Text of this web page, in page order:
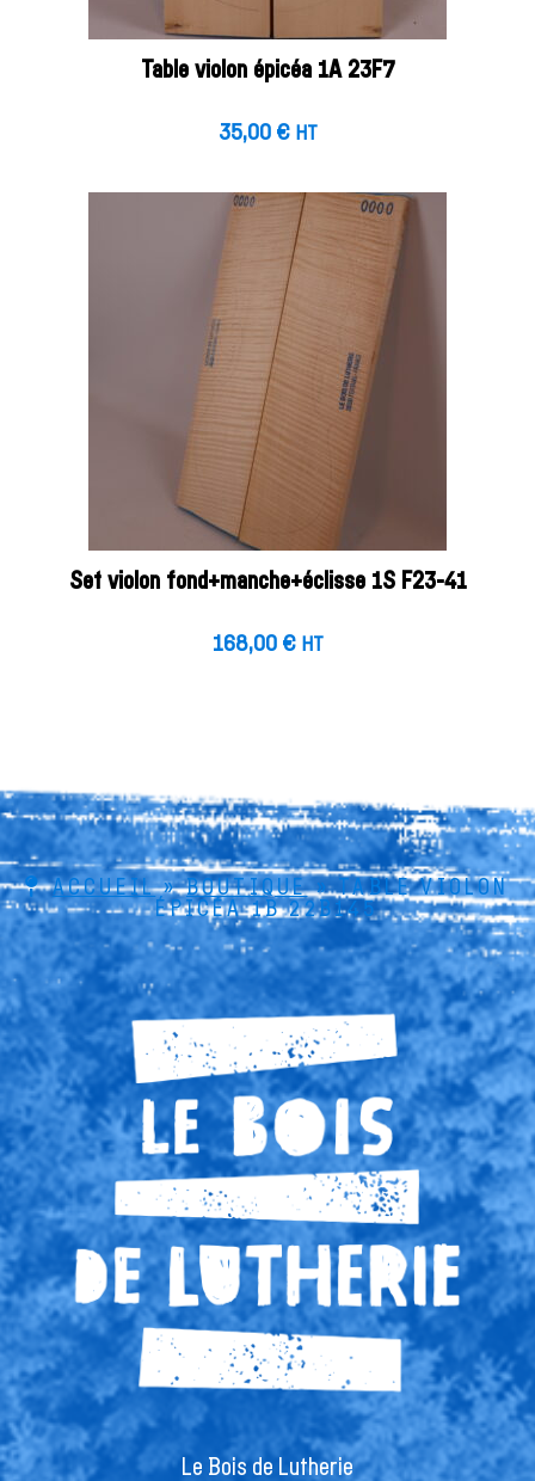
Table violon épicéa 1A 23F7
35,00 € HT
Set violon fond+manche+éclisse 1S F23-41
168,00 € HT
ACCUEIL»BOUTIQUE»TABLE VIOLON
ÉPICÉA 1B 22B145
Le Bois de Lutherie